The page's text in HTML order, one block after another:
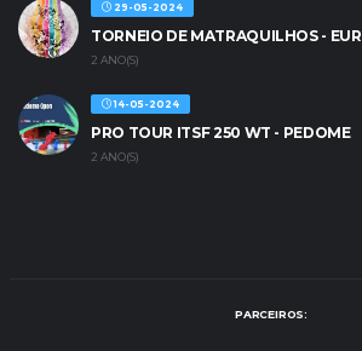
29-05-2024
TORNEIO DE MATRAQUILHOS -
2 ANO(S)
14-05-2024
PRO TOUR ITSF 250 WT - PEDOME
2 ANO(S)
PARCEIROS: